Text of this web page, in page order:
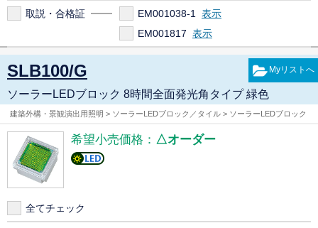
取説・合格証
EM001038-1
EM001817
SLB100/G
ソーラーLEDブロック 8時間全面発光角タイプ 緑色
建築外構・景観演出用照明 > ソーラーLEDブロック／タイル > ソーラーLEDブロック
希望小売価格： △オーダー
全てチェック